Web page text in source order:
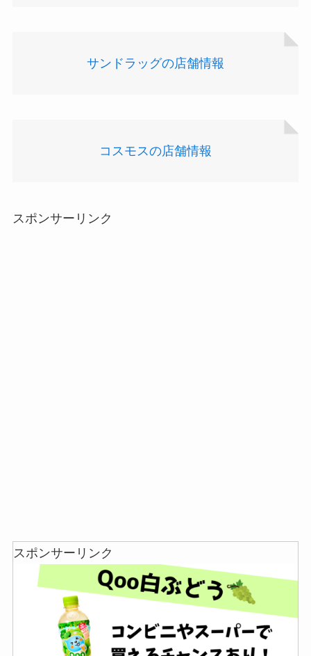
サンドラッグの店舗情報
コスモスの店舗情報
スポンサーリンク
スポンサーリンク